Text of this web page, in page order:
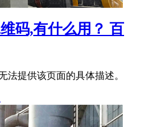
码,有什么用？ 百
法提供该页面的具体描述。